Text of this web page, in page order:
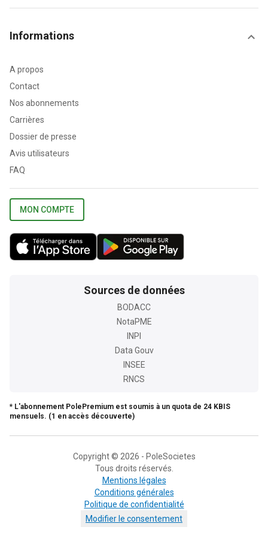
Informations
A propos
Contact
Nos abonnements
Carrières
Dossier de presse
Avis utilisateurs
FAQ
MON COMPTE
Sources de données
BODACC
NotaPME
INPI
Data Gouv
INSEE
RNCS
* L'abonnement PolePremium est soumis à un quota de 24 KBIS
mensuels. (1 en accès découverte)
Copyright © 2026 - PoleSocietes
Tous droits réservés.
Mentions légales
Conditions générales
Politique de confidentialité
Modifier le consentement